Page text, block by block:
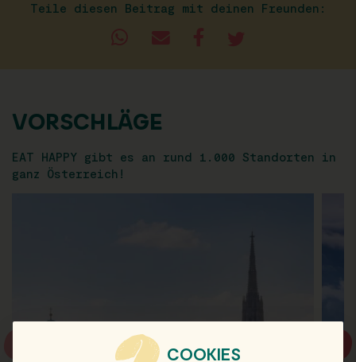
Teile diesen Beitrag mit deinen Freunden:
VORSCHLÄGE
EAT HAPPY gibt es an rund 1.000 Standorten in
ganz Österreich!
COOKIES